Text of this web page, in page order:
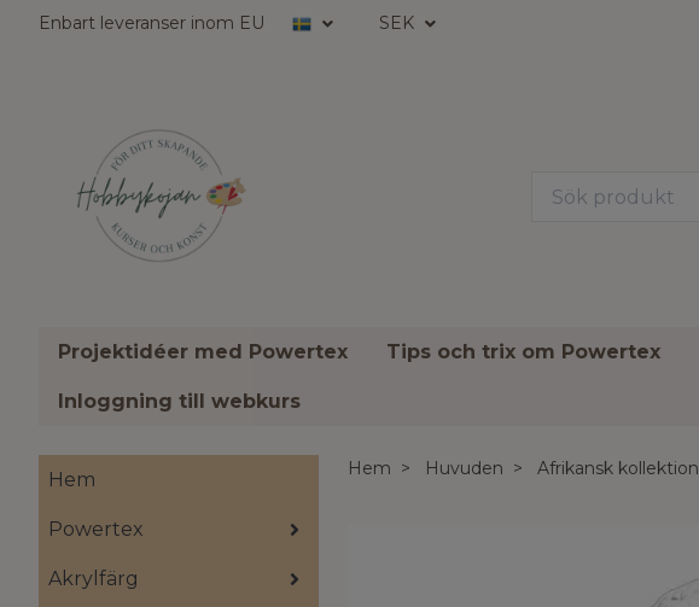
Enbart leveranser inom EU SEK
Projektidéer med Powertex Tips och trix om Powertex
Inloggning till webkurs
Hem
Powertex
Akrylfärg
Hem Huvuden Afrikansk kollektion